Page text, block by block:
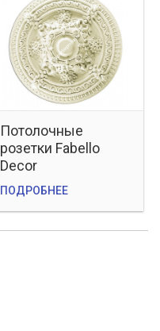
Потолочные
розетки Fabello
Decor
ПОДРОБНЕЕ